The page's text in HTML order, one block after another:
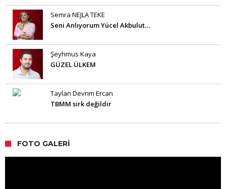
Semra NEJLA TEKE
Seni Anlıyorum Yücel Akbulut…
Şeyhmus Kaya
GÜZEL ÜLKEM
Taylan Devrim Ercan
TBMM sirk değildir
FOTO GALERI